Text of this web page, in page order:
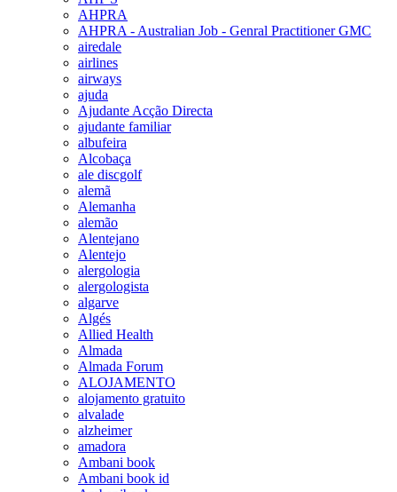
AHPRA
AHPRA - Australian Job - Genral Practitioner GMC
airedale
airlines
airways
ajuda
Ajudante Acção Directa
ajudante familiar
albufeira
Alcobaça
ale discgolf
alemã
Alemanha
alemão
Alentejano
Alentejo
alergologia
alergologista
algarve
Algés
Allied Health
Almada
Almada Forum
ALOJAMENTO
alojamento gratuito
alvalade
alzheimer
amadora
Ambani book
Ambani book id